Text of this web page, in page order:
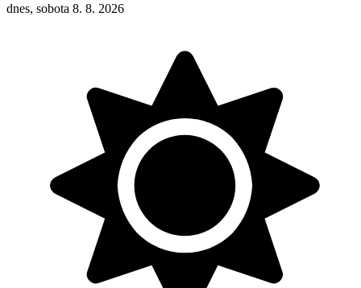
dnes, sobota 8. 8. 2026